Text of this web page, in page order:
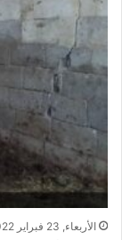
الأربعاء, 23 فبراير 2022, 11:36 ص